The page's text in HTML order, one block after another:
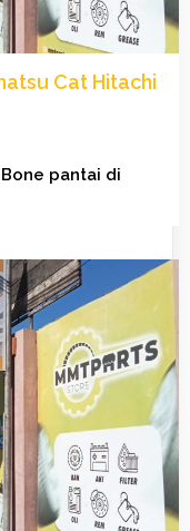
Cat Hitachi
pantai di